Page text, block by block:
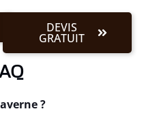
DEVIS
GRATUIT
?